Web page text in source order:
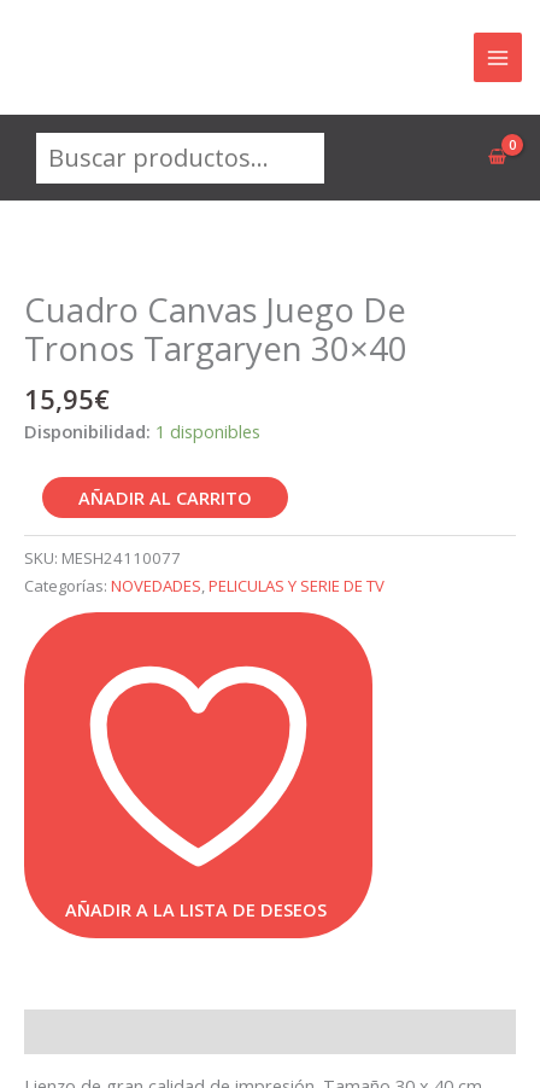
Buscar
Cuadro Canvas Juego De
Tronos Targaryen 30×40
15,95€
Disponibilidad: 1 disponibles
Cuadro
Canvas
Juego
De
Tronos
Targaryen
30x40
cantidad
AÑADIR AL CARRITO
SKU: MESH24110077
Categorías: NOVEDADES,PELICULAS Y SERIE DE TV
AÑADIR A LA LISTA DE DESEOS